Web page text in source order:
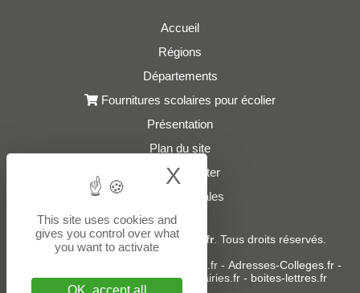
Accueil
Régions
Départements
Fournitures scolaires pour écolier
Présentation
Plan du site
Nous contacter
Mentions légales
© 2021 - 2026Adresses-Ecoles.fr. Tous droits réservés.
donneespubliques.fr - Adresses-Colleges.fr -
Adresses-Lycees.fr-Adresses-Mairies.fr- boites-lettres.fr
This site uses cookies and
gives you control over what
you want to activate
OK, accept all
X Hide cookie